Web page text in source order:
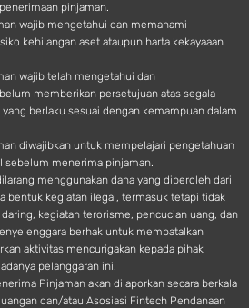
pinjaman.
wajib mengetahui dan memahami
kehilangan aset ataupun harta kekayaaan
wajib telah mengetahui dan
memberikan persetujuan atas segala
berlaku sesuai dengan kemampuan dalam
diwajibkan untuk mempelajari pengetahuan
sebelum menerima pinjaman.
menggunakan dana yang diperoleh dari
bentuk kegiatan ilegal, termasuk tetapi tidak
kegiatan terorisme, pencucian uang, dan
berhak untuk membatalkan
aktivitas mencurigakan kepada pihak
pelanggaran ini.
Pinjaman akan dilaporkan secara berkala
dan/atau Asosiasi Fintech Pendanaan